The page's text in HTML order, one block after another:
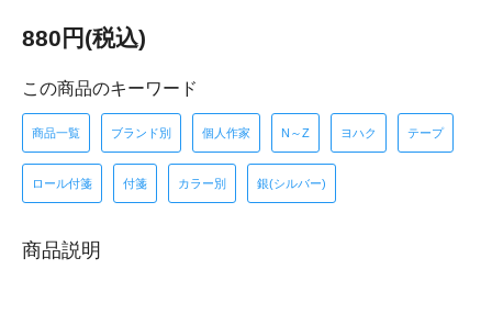
880円(税込)
この商品のキーワード
商品一覧 ブランド別 個人作家 N～Z ヨハク テープ
ロール付箋 付箋 カラー別 銀(シルバー)
商品説明